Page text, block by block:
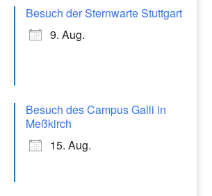
Besuch der Sternwarte Stuttgart
9. Aug.
Besuch des Campus Galli in
Meßkirch
15. Aug.